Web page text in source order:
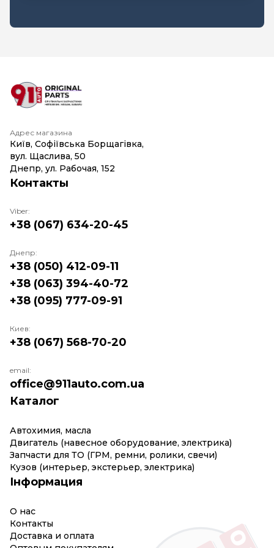
Адрес магазина
Київ, Софіївська Борщагівка,
вул. Щаслива, 50
Днепр, ул. Рабочая, 152
Каталог
Автохимия, масла
Двигатель (навесное оборудование, электрика)
Запчасти для ТО (ГРМ, ремни, ролики, свечи)
Кузов (интерьер, экстерьер, электрика)
Інформация
О нас
Контакты
Доставка и оплата
Контакты
Viber:
+38 (067) 634-20-45
Днепр:
+38 (050) 412-09-11
+38 (063) 394-40-72
+38 (095) 777-09-91
Киев:
+38 (067) 568-70-20
email:
office@911auto.com.ua